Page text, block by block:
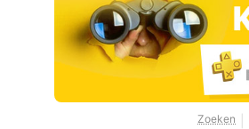
Zoeken